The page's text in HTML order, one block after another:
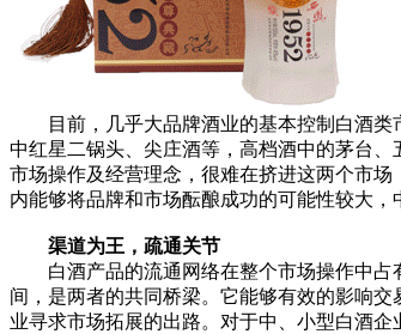
目前，几乎大品牌酒业的基本控制白酒类
中红星二锅头、尖庄酒等，高档酒中的茅台
市场操作及经营理念，很难在挤进这两个市
内能够将品牌和市场酝酿成功的可能性较大，
渠道为王，疏通关节
白酒产品的流通网络在整个市场操作中占
间，是两者的共同桥梁。它能够有效的影响
业寻求市场拓展的出路。对于中、小型白酒